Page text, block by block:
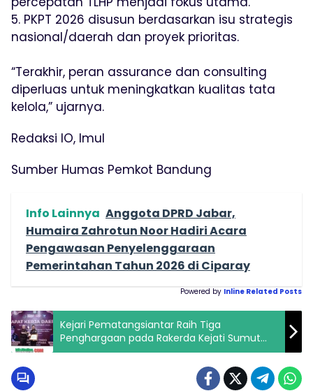
5. PKPT 2026 disusun berdasarkan isu strategis
nasional/daerah dan proyek prioritas.
“Terakhir, peran assurance dan consulting
diperluas untuk meningkatkan kualitas tata
kelola,” ujarnya.
Redaksi IO, Imul
Sumber Humas Pemkot Bandung
Info Lainnya Anggota DPRD Jabar,
Humaira Zahrotun Noor Hadiri Acara
Pengawasan Penyelenggaraan
Pemerintahan Tahun 2026 di Ciparay
Powered by Inline Related Posts
Kejari Pematangsiantar Raih Tiga
Penghargaan pada Rakerda Kejati Sumut
2025